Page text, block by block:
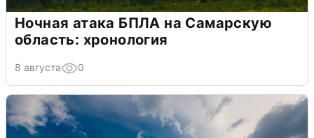
Ночная атака БПЛА на Самарскую
область: хронология
8 августа 0